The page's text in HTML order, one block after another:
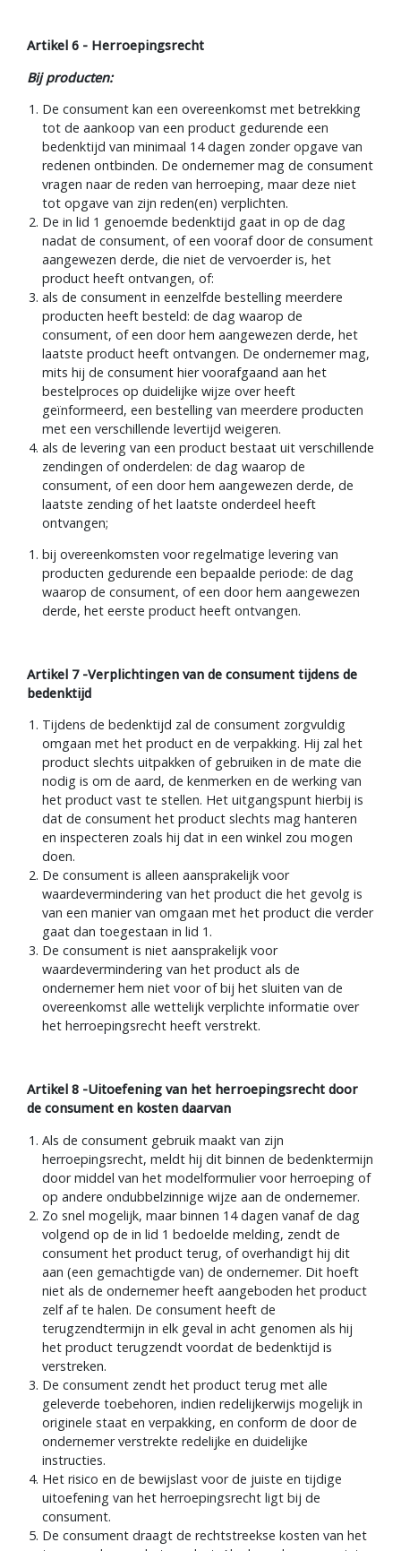
Artikel 6 - Herroepingsrecht
Bij producten:
De consument kan een overeenkomst met betrekking
tot de aankoop van een product gedurende een
bedenktijd van minimaal 14 dagen zonder opgave van
redenen ontbinden. De ondernemer mag de consument
vragen naar de reden van herroeping, maar deze niet
tot opgave van zijn reden(en) verplichten.
De in lid 1 genoemde bedenktijd gaat in op de dag
nadat de consument, of een vooraf door de consument
aangewezen derde, die niet de vervoerder is, het
product heeft ontvangen, of:
als de consument in eenzelfde bestelling meerdere
producten heeft besteld: de dag waarop de
consument, of een door hem aangewezen derde, het
laatste product heeft ontvangen. De ondernemer mag,
mits hij de consument hier voorafgaand aan het
bestelproces op duidelijke wijze over heeft
geïnformeerd, een bestelling van meerdere producten
met een verschillende levertijd weigeren.
als de levering van een product bestaat uit verschillende
zendingen of onderdelen: de dag waarop de
consument, of een door hem aangewezen derde, de
laatste zending of het laatste onderdeel heeft
ontvangen;
bij overeenkomsten voor regelmatige levering van
producten gedurende een bepaalde periode: de dag
waarop de consument, of een door hem aangewezen
derde, het eerste product heeft ontvangen.
Artikel 7 -Verplichtingen van de consument tijdens de
bedenktijd
Tijdens de bedenktijd zal de consument zorgvuldig
omgaan met het product en de verpakking. Hij zal het
product slechts uitpakken of gebruiken in de mate die
nodig is om de aard, de kenmerken en de werking van
het product vast te stellen. Het uitgangspunt hierbij is
dat de consument het product slechts mag hanteren
en inspecteren zoals hij dat in een winkel zou mogen
doen.
De consument is alleen aansprakelijk voor
waardevermindering van het product die het gevolg is
van een manier van omgaan met het product die verder
gaat dan toegestaan in lid 1.
De consument is niet aansprakelijk voor
waardevermindering van het product als de
ondernemer hem niet voor of bij het sluiten van de
overeenkomst alle wettelijk verplichte informatie over
het herroepingsrecht heeft verstrekt.
Artikel 8 -Uitoefening van het herroepingsrecht door
de consument en kosten daarvan
Als de consument gebruik maakt van zijn
herroepingsrecht, meldt hij dit binnen de bedenktermijn
door middel van het modelformulier voor herroeping of
op andere ondubbelzinnige wijze aan de ondernemer.
Zo snel mogelijk, maar binnen 14 dagen vanaf de dag
volgend op de in lid 1 bedoelde melding, zendt de
consument het product terug, of overhandigt hij dit
aan (een gemachtigde van) de ondernemer. Dit hoeft
niet als de ondernemer heeft aangeboden het product
zelf af te halen. De consument heeft de
terugzendtermijn in elk geval in acht genomen als hij
het product terugzendt voordat de bedenktijd is
verstreken.
De consument zendt het product terug met alle
geleverde toebehoren, indien redelijkerwijs mogelijk in
originele staat en verpakking, en conform de door de
ondernemer verstrekte redelijke en duidelijke
instructies.
Het risico en de bewijslast voor de juiste en tijdige
uitoefening van het herroepingsrecht ligt bij de
consument.
De consument draagt de rechtstreekse kosten van het